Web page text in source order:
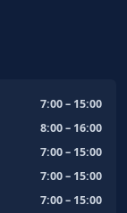
7:00 – 15:00
8:00 – 16:00
7:00 – 15:00
7:00 – 15:00
7:00 – 15:00